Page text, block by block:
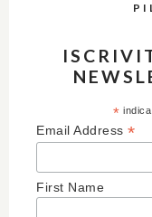
*
Email Address *
First Name